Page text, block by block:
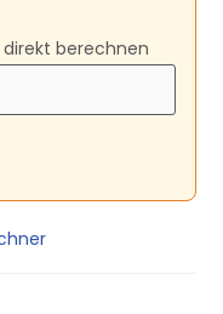
direkt berechnen